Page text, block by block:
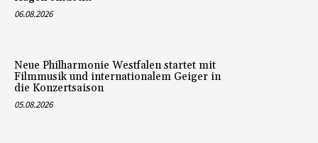
06.08.2026
Neue Philharmonie Westfalen startet mit
Filmmusik und internationalem Geiger in
die Konzertsaison
05.08.2026